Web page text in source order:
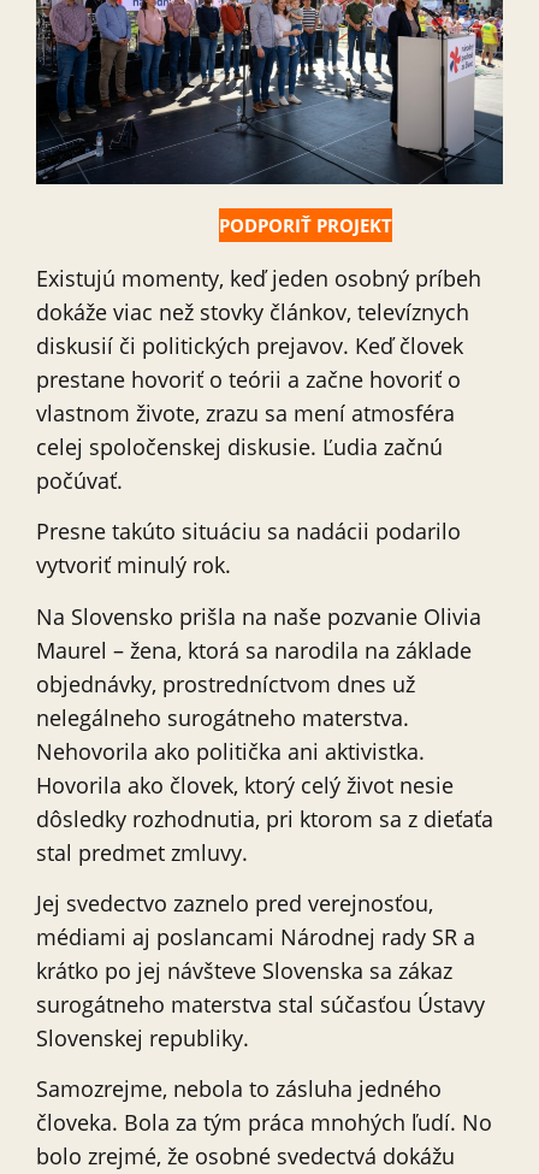
PODPORIŤ PROJEKT
Existujú momenty, keď jeden osobný príbeh
dokáže viac než stovky článkov, televíznych
diskusií či politických prejavov. Keď človek
prestane hovoriť o teórii a začne hovoriť o
vlastnom živote, zrazu sa mení atmosféra
celej spoločenskej diskusie. Ľudia začnú
počúvať.
Presne takúto situáciu sa nadácii podarilo
vytvoriť minulý rok.
Na Slovensko prišla na naše pozvanie Olivia
Maurel – žena, ktorá sa narodila na základe
objednávky, prostredníctvom dnes už
nelegálneho surogátneho materstva.
Nehovorila ako politička ani aktivistka.
Hovorila ako človek, ktorý celý život nesie
dôsledky rozhodnutia, pri ktorom sa z dieťaťa
stal predmet zmluvy.
Jej svedectvo zaznelo pred verejnosťou,
médiami aj poslancami Národnej rady SR a
krátko po jej návšteve Slovenska sa zákaz
surogátneho materstva stal súčasťou Ústavy
Slovenskej republiky.
Samozrejme, nebola to zásluha jedného
človeka. Bola za tým práca mnohých ľudí. No
bolo zrejmé, že osobné svedectvá dokážu